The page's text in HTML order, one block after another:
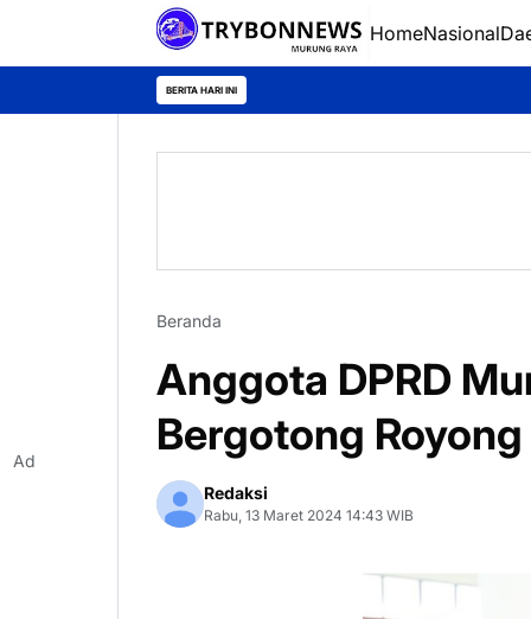
HomeNasional
BERITA HARI INI
Beranda
Anggota DPRD
Bergotong Royong
Redaksi
Rabu, 13 Maret 2024 14:43 WIB
Ad